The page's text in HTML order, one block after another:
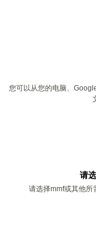
您可以从您的电脑、
请
请选择mmf或其他所